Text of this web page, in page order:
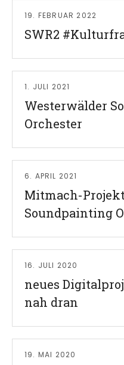
SWR2
19. FEBRUAR 2022
Westerwälder
Orchester
1. JULI 2021
Mitmach-
Soundpainting
6. APRIL 2021
neues
nah dran
16. JULI 2020
19. MAI 2020